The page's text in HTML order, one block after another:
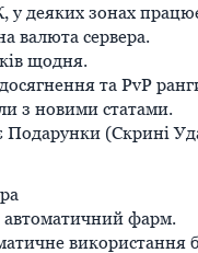
у деяких зонах
валюта сервера.
щодня.
та PvP
з новими статами.
Подарунки (Скрині
фарм.
використання